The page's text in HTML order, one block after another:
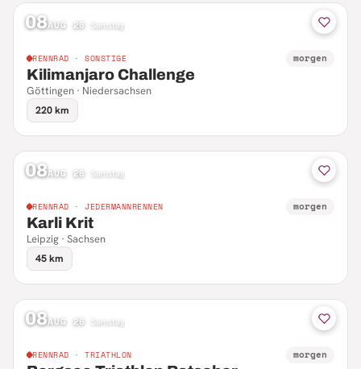
08AUG 26 Samstag
RENNRAD · SONSTIGE morgen
Kilimanjaro Challenge
Göttingen · Niedersachsen
220 km
08AUG 26 Samstag
RENNRAD · JEDERMANNRENNEN morgen
Karli Krit
Leipzig · Sachsen
45 km
08AUG 26 Samstag
RENNRAD · TRIATHLON morgen